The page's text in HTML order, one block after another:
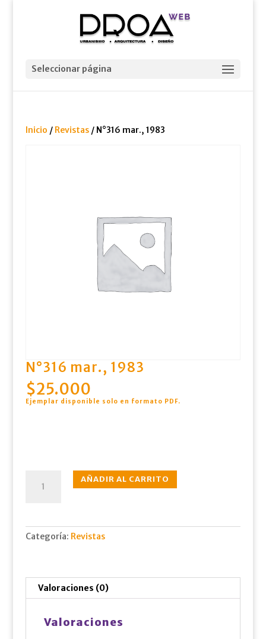
Seleccionar página
Inicio / Revistas/ N°316 mar., 1983
N°316 mar., 1983
$25.000
Ejemplar disponible solo en formato PDF.
mar.,
AÑADIR AL CARRITO
Categoría: Revistas
Valoraciones (0)
Valoraciones